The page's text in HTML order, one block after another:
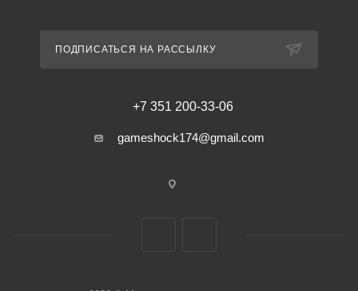
ПОДПИСАТЬСЯ НА РАССЫЛКУ
+7 351 200-33-06
gameshock174@gmail.com